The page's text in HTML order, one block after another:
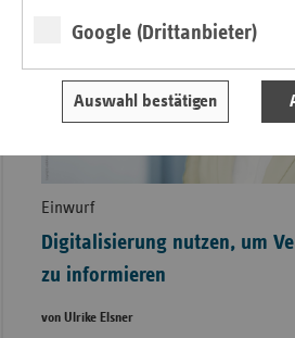
Google (Drittanbieter)
Auswahl bestätigen
Einwurf
Digitalisierung nutzen, um
zu informieren
von Ulrike Elsner